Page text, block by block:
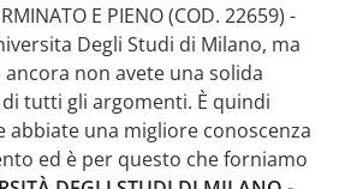
E PIENO (COD. 22659) -
Degli Studi di Milano, ma
non avete una solida
tutti gli argomenti. È quindi
abbiate una migliore conoscenza
ed è per questo che forniamo